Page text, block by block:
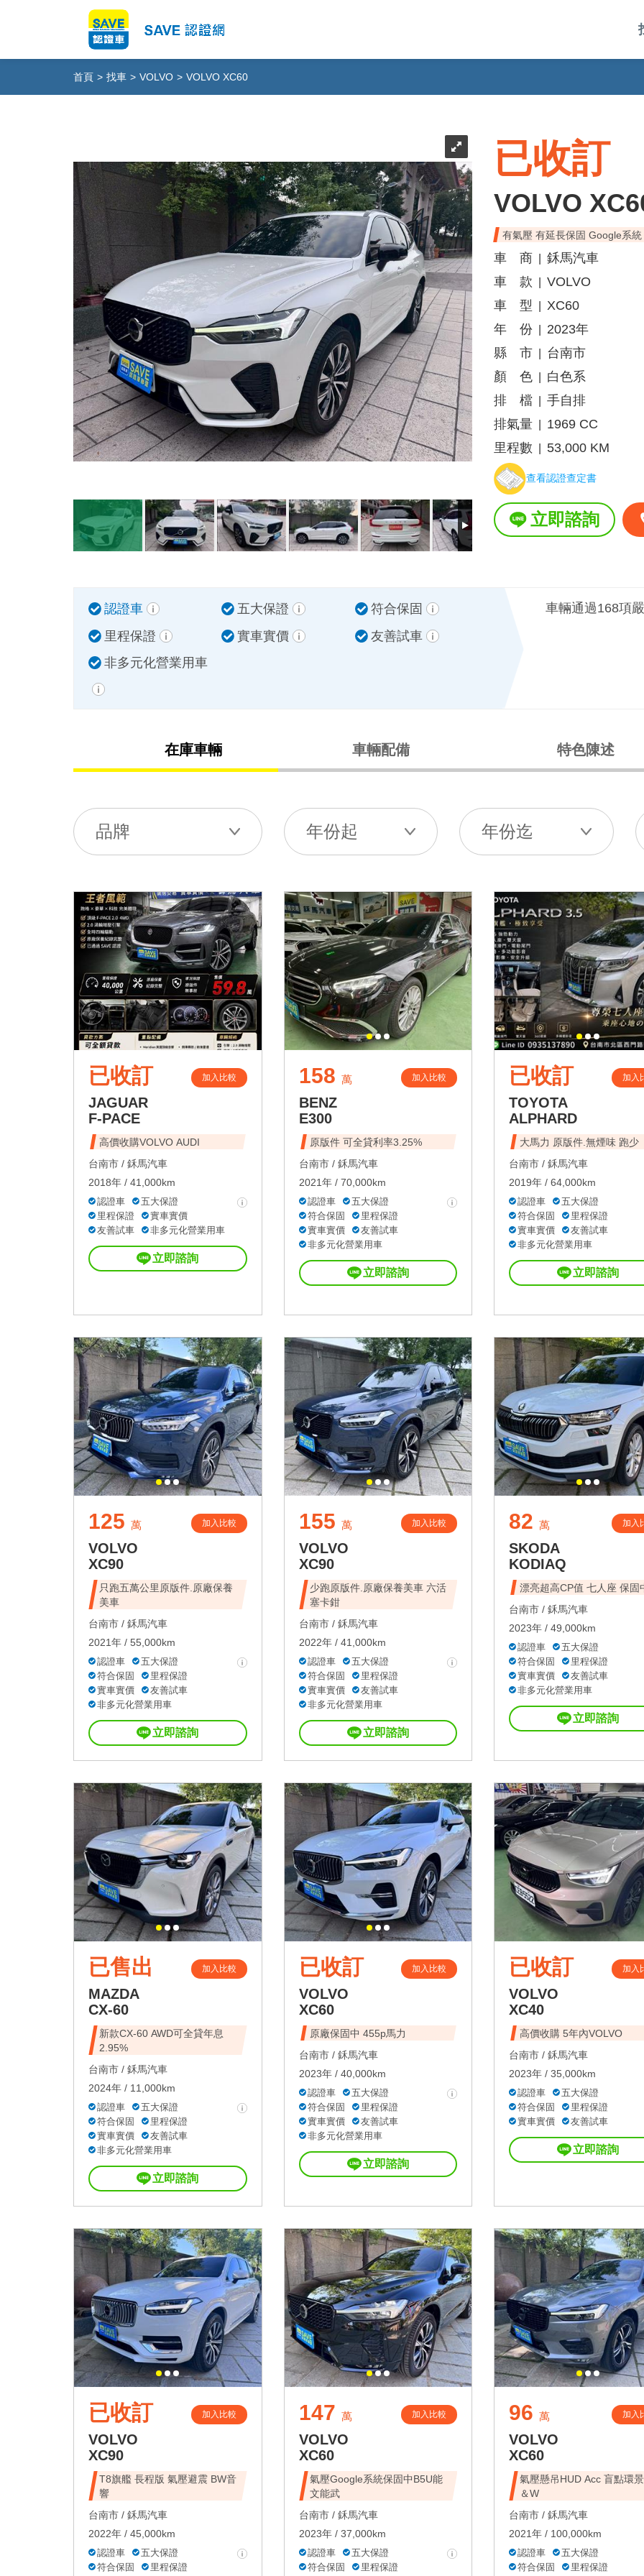
首頁 > 找車 > VOLVO > VOLVO XC60
已收訂
VOLVO
有氣壓 有延長保固 Google系統
車 商
鉌馬汽車
車 款
VOLVO
車 型
XC60
年 份
2023年
縣 市
台南市
顏 色
白色系
排 檔
手自排
排氣量
1969 CC
里程數
53,000 KM
查看認證查定書
立即諮詢
認證車 五大保證
符合保固
里程保證
實車實價
友善試車
非多元化營業用車
車輛通過168項
在庫車輛 車輛配備 特色陳述
已收訂 加入比較
JAGUAR
F-PACE
高價收購VOLVO AUDI
台南市 / 鉌馬汽車
2018年 / 41,000km
認證車
五大保證
里程保證
實車實價
友善試車
非多元化營業用車
立即諮詢
158 萬 加入比較
BENZ
E300
原版件 可全貸利率3.25%
台南市 / 鉌馬汽車
2021年 / 70,000km
認證車
五大保證
符合保固
里程保證
實車實價
友善試車
非多元化營業用車
立即諮詢
已收訂 加入
TOYOTA
ALPHARD
大馬力 原版件.無煙味 跑少
台南市 / 鉌馬汽車
2019年 / 64,000km
認證車
五大保證
符合保固
里程保證
實車實價
友善試車
非多元化營業用車
立即諮詢
125 萬 加入比較
VOLVO
XC90
只跑五萬公里原版件.原廠保養
美車
台南市 / 鉌馬汽車
2021年 / 55,000km
認證車
五大保證
符合保固
里程保證
實車實價
友善試車
非多元化營業用車
立即諮詢
155 萬 加入比較
VOLVO
XC90
少跑原版件.原廠保養美車 六活
塞卡鉗
台南市 / 鉌馬汽車
2022年 / 41,000km
認證車
五大保證
符合保固
里程保證
實車實價
友善試車
非多元化營業用車
立即諮詢
82 萬 加入
SKODA
KODIAQ
漂亮超高CP值 七人座 保固
台南市 / 鉌馬汽車
2023年 / 49,000km
認證車
五大保證
符合保固
里程保證
實車實價
友善試車
非多元化營業用車
立即諮詢
已售出 加入比較
MAZDA
CX-60
新款CX-60 AWD可全貸年息
2.95%
台南市 / 鉌馬汽車
2024年 / 11,000km
認證車
五大保證
符合保固
里程保證
實車實價
友善試車
非多元化營業用車
立即諮詢
已收訂 加入比較
VOLVO
XC60
原廠保固中 455p馬力
台南市 / 鉌馬汽車
2023年 / 40,000km
認證車
五大保證
符合保固
里程保證
實車實價
友善試車
非多元化營業用車
立即諮詢
已收訂 加入
VOLVO
XC40
高價收購 5年內VOLVO
台南市 / 鉌馬汽車
2023年 / 35,000km
認證車
五大保證
符合保固
里程保證
實車實價
友善試車
立即諮詢
已收訂 加入比較
VOLVO
XC90
T8旗艦 長程版 氣壓避震 BW音
響
台南市 / 鉌馬汽車
2022年 / 45,000km
認證車
五大保證
符合保固
里程保證
147 萬 加入比較
VOLVO
XC60
氣壓Google系統保固中B5U能
文能武
台南市 / 鉌馬汽車
2023年 / 37,000km
認證車
五大保證
符合保固
里程保證
96 萬 加入
VOLVO
XC60
氣壓懸吊HUD Acc 盲點環
＆W
台南市 / 鉌馬汽車
2021年 / 100,000km
認證車
五大保證
符合保固
里程保證